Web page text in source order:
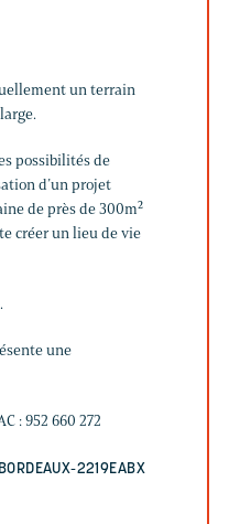
un terrain
possibilités de
d’un projet
de près de 300m²
créer un lieu de vie
une
: 952 660 272
2219EABX